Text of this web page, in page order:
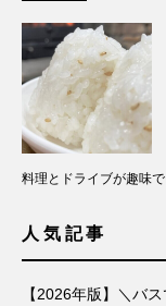
料理とドライブが趣味
人気記事
【2026年版】＼バ